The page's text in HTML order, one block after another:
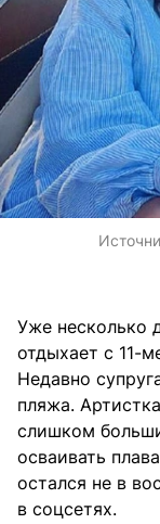
Уже несколько
отдыхает с 11-
Недавно
пляжа.
слишком
осваивать
остался не в
в соцсетях.